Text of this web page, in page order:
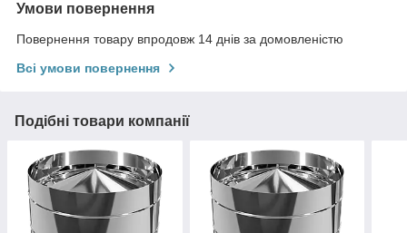
Умови повернення
Повернення товару впродовж 14 днів за домовленістю
Всі умови повернення
Подібні товари компанії